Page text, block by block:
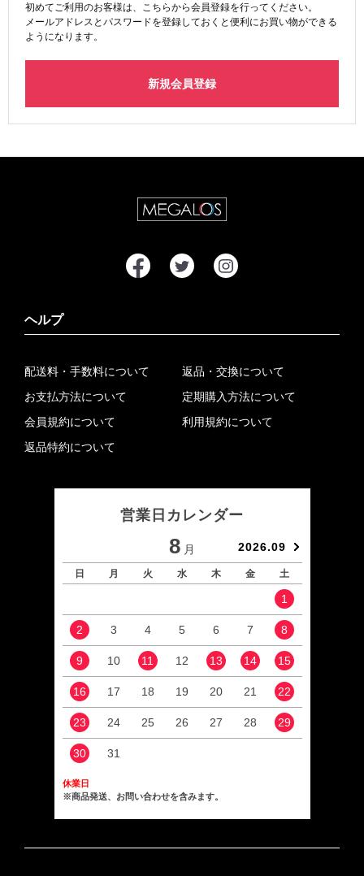
初めてご利用のお客様は、こちらから会員登録を行ってください。
メールアドレスとパスワードを登録しておくと便利にお買い物ができる
ようになります。
ヘルプ
配送料・手数料について
お支払方法について
会員規約について
返品特約について
返品・交換について
定期購入方法について
利用規約について
営業日カレンダー
8 月 2026.09
日 月 火 水 木 金 土
1
2 3 4 5 6 7 8
9 10 11 12 13 14 15
16 17 18 19 20 21 22
23 24 25 26 27 28 29
30 31
休業日
※商品発送、お問い合わせを含みます。